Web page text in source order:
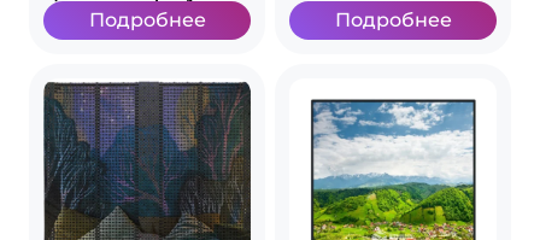
Подробнее Подробнее